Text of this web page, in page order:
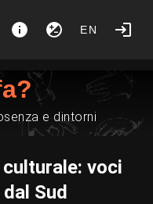
EN
e dintorni
voci
Sud